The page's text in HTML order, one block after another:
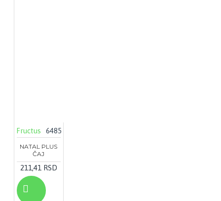
Fructus 6485
NATAL PLUS
ČAJ
211,41 RSD